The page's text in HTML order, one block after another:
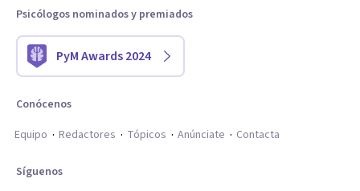
Psicólogos nominados y premiados
PyM Awards 2024
Conócenos
Equipo
Redactores Tópicos Anúnciate Contacta
Síguenos